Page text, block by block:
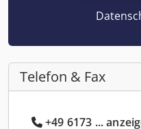
Telefon & Fax
+49 6173 ...